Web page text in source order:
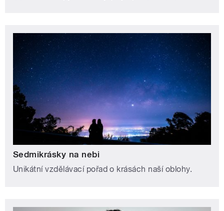
Sedmikrásky na nebi
Unikátní vzdělávací pořad o krásách naší oblohy.